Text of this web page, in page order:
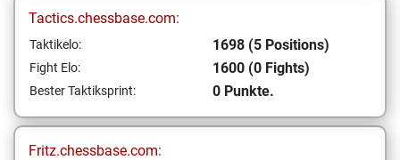
Tactics.chessbase.com:
Taktikelo: 1698 (5 Positions)
Fight Elo: 1600 (0 Fights)
Bester Taktiksprint: 0 Punkte.
Fritz.chessbase.com: